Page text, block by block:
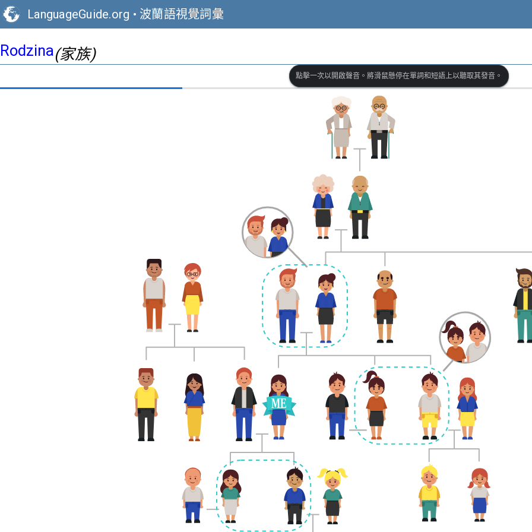
LanguageGuide.org • 波蘭語視覺詞彙
Rodzina(家族)
點擊一次以開啟聲音。將滑鼠懸停在單詞和短語上以聽取其發音。